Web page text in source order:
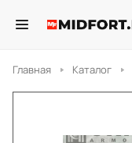
Главная Каталог